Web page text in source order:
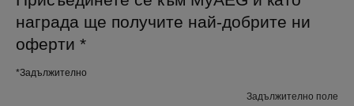
награда ще получите най-добрите ни
оферти *
*Задължително
Задължително поле